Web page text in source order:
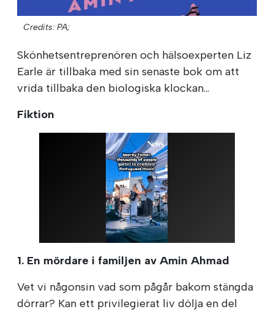
Credits: PA;
Skönhetsentreprenören och hälsoexperten Liz
Earle är tillbaka med sin senaste bok om att
vrida tillbaka den biologiska klockan...
Fiktion
1. En mördare i familjen av Amin Ahmad
Vet vi någonsin vad som pågår bakom stängda
dörrar? Kan ett privilegierat liv dölja en del